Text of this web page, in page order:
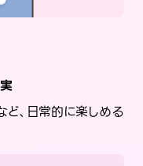
ど、日常的に楽しめる